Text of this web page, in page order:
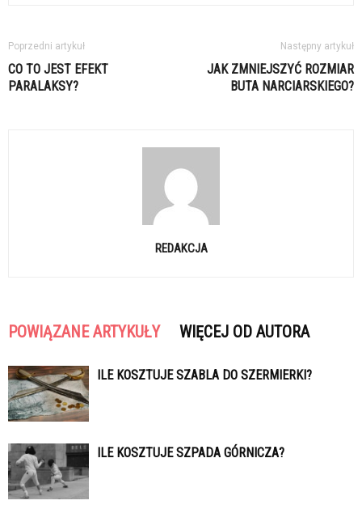
Poprzedni artykuł
CO TO JEST EFEKT
PARALAKSY?
Następny artykuł
JAK ZMNIEJSZYĆ ROZMIAR
BUTA NARCIARSKIEGO?
REDAKCJA
POWIĄZANE ARTYKUŁY WIĘCEJ OD AUTORA
ILE KOSZTUJE SZABLA DO SZERMIERKI?
ILE KOSZTUJE SZPADA GÓRNICZA?